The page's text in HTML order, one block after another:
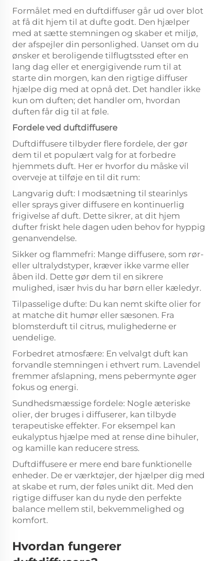
Formålet med en duftdiffuser går ud over blot
at få dit hjem til at dufte godt. Den hjælper
med at sætte stemningen og skaber et miljø,
der afspejler din personlighed. Uanset om du
ønsker et beroligende tilflugtssted efter en
lang dag eller et energigivende rum til at
starte din morgen, kan den rigtige diffuser
hjælpe dig med at opnå det. Det handler ikke
kun om duften; det handler om, hvordan
duften får dig til at føle.
Fordele ved duftdiffusere
Duftdiffusere tilbyder flere fordele, der gør
dem til et populært valg for at forbedre
hjemmets duft. Her er hvorfor du måske vil
overveje at tilføje en til dit rum:
Langvarig duft: I modsætning til stearinlys
eller sprays giver diffusere en kontinuerlig
frigivelse af duft. Dette sikrer, at dit hjem
dufter friskt hele dagen uden behov for hyppig
genanvendelse.
Sikker og flammefri: Mange diffusere, som rør-
eller ultralydstyper, kræver ikke varme eller
åben ild. Dette gør dem til en sikrere
mulighed, især hvis du har børn eller kæledyr.
Tilpasselige dufte: Du kan nemt skifte olier for
at matche dit humør eller sæsonen. Fra
blomsterduft til citrus, mulighederne er
uendelige.
Forbedret atmosfære: En velvalgt duft kan
forvandle stemningen i ethvert rum. Lavendel
fremmer afslapning, mens pebermynte øger
fokus og energi.
Sundhedsmæssige fordele: Nogle æteriske
olier, der bruges i diffuserer, kan tilbyde
terapeutiske effekter. For eksempel kan
eukalyptus hjælpe med at rense dine bihuler,
og kamille kan reducere stress.
Duftdiffusere er mere end bare funktionelle
enheder. De er værktøjer, der hjælper dig med
at skabe et rum, der føles unikt dit. Med den
rigtige diffuser kan du nyde den perfekte
balance mellem stil, bekvemmelighed og
komfort.
Hvordan fungerer